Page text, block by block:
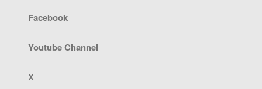
Facebook
Youtube Channel
X